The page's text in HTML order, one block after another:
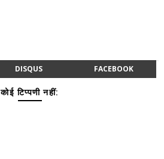
DISQUS FACEBOOK
कोई टिप्पणी नहीं: